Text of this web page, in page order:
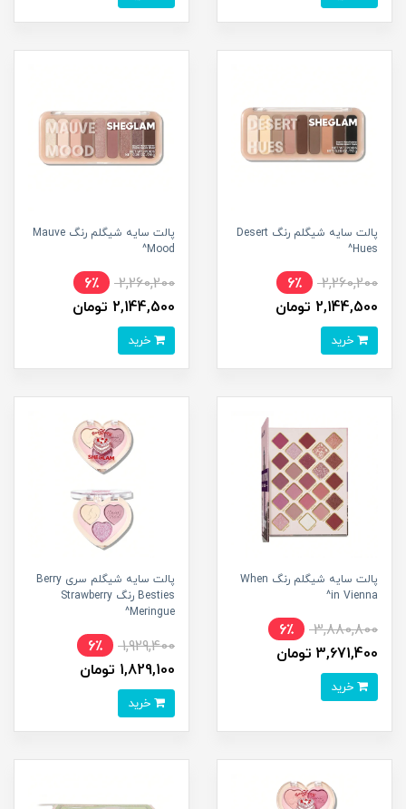
پالت سایه شیگلم رنگ Desert
Hues^
2,260,200
6٪
2,144,500 تومان
پالت سایه شیگلم رنگ Mauve
Mood^
2,260,200
6٪
2,144,500 تومان
پالت سایه شیگلم رنگ When
in Vienna^
3,880,800
6٪
3,671,400 تومان
پالت سایه شیگلم سری Berry
Besties رنگ Strawberry
Meringue^
1,929,400
6٪
1,829,100 تومان